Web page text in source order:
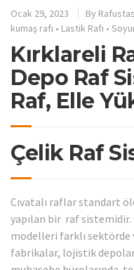
Ocak 29, 2023 By
kumaş rafı • Lastik Rafı •
Kırklareli
Depo Raf
Raf, Elle
Çelik Raf
Cıvatalı raflar standart
yapılan bir raf sistemidir.
modelleri farklı sektörde
fabrikalar, lojistik